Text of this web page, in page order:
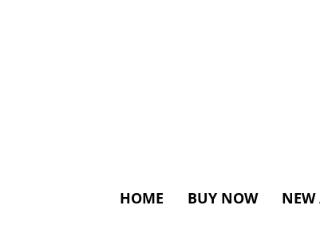
HOME BUY NOW NEW